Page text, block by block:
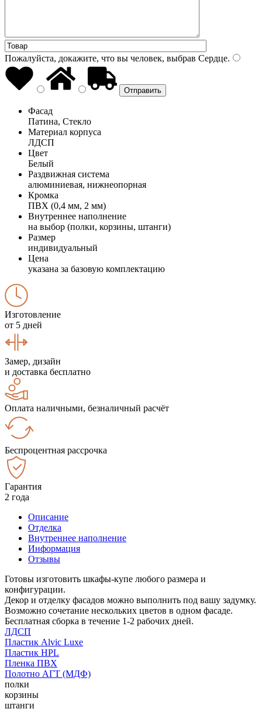
Пожалуйста, докажите, что вы человек, выбрав Сердце.
Фасад
Патина, Стекло
Материал корпуса
ЛДСП
Цвет
Белый
Раздвижная система
алюминиевая, нижнеопорная
Кромка
ПВХ (0,4 мм, 2 мм)
Внутреннее наполнение
на выбор (полки, корзины, штанги)
Размер
индивидуальный
Цена
указана за базовую комплектацию
Изготовление
от 5 дней
Замер, дизайн
и доставка бесплатно
Оплата наличными, безналичный расчёт
Беспроцентная рассрочка
Гарантия
2 года
Описание
Отделка
Внутреннее наполнение
Информация
Отзывы
Готовы изготовить шкафы-купе любого размера и
конфигурации.
Декор и отделку фасадов можно выполнить под вашу задумку.
Возможно сочетание нескольких цветов в одном фасаде.
Бесплатная сборка в течение 1-2 рабочих дней.
ЛДСП
Пластик Alvic Luxe
Пластик HPL
Пленка ПВХ
Полотно АГТ (МДФ)
полки
корзины
штанги